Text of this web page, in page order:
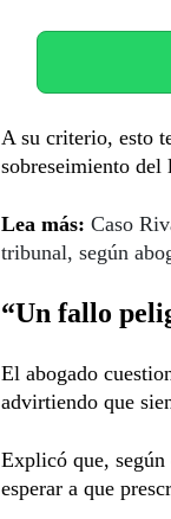
A su criterio, esto
sobreseimiento del
Lea más: Caso
tribunal, según
“Un fallo
El abogado
advirtiendo que
Explicó que,
esperar a que